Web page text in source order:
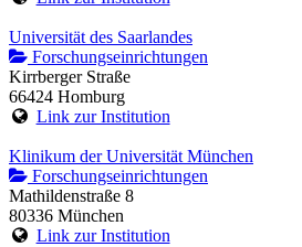
Universität des Saarlandes
Forschungseinrichtungen
Kirrberger Straße
66424 Homburg
Link zur Institution
Klinikum der Universität München
Forschungseinrichtungen
Mathildenstraße 8
80336 München
Link zur Institution